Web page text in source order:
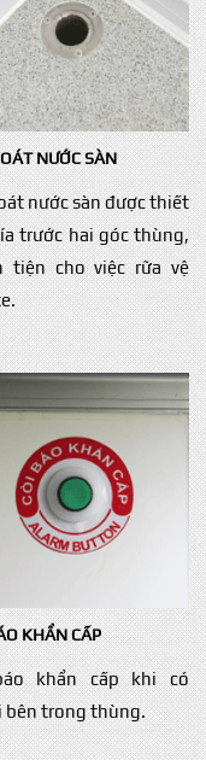
NƯỚC SÀN
nước sàn được thiết
trước hai góc thùng,
tiện cho việc rữa vệ
KHẨN CẤP
khẩn cấp khi có
bên trong thùng.